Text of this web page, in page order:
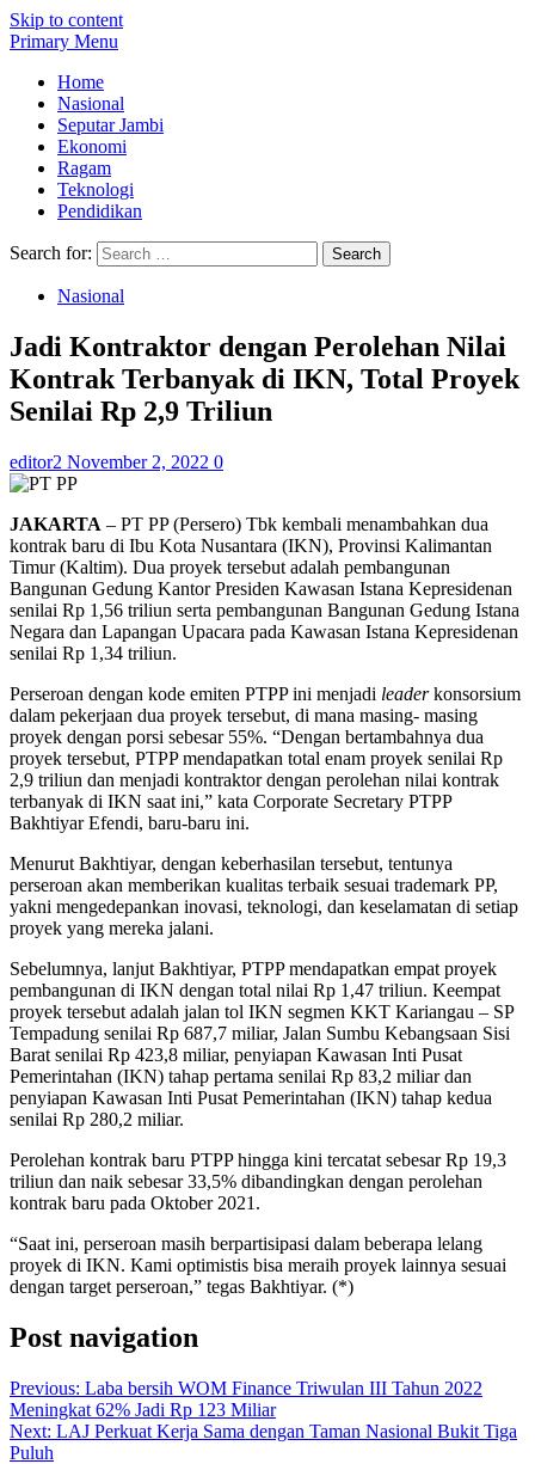
Skip to content
Primary Menu
Home
Nasional
Seputar Jambi
Ekonomi
Ragam
Teknologi
Pendidikan
Search for:
Nasional
Jadi Kontraktor dengan Perolehan Nilai
Kontrak Terbanyak di IKN, Total Proyek
Senilai Rp 2,9 Triliun
editor2 November 2, 2022 0
JAKARTA – PT PP (Persero) Tbk kembali menambahkan dua
kontrak baru di Ibu Kota Nusantara (IKN), Provinsi Kalimantan
Timur (Kaltim). Dua proyek tersebut adalah pembangunan
Bangunan Gedung Kantor Presiden Kawasan Istana Kepresidenan
senilai Rp 1,56 triliun serta pembangunan Bangunan Gedung Istana
Negara dan Lapangan Upacara pada Kawasan Istana Kepresidenan
senilai Rp 1,34 triliun.
Perseroan dengan kode emiten PTPP ini menjadi leaderkonsorsium
dalam pekerjaan dua proyek tersebut, di mana masing- masing
proyek dengan porsi sebesar 55%. “Dengan bertambahnya dua
proyek tersebut, PTPP mendapatkan total enam proyek senilai Rp
2,9 triliun dan menjadi kontraktor dengan perolehan nilai kontrak
terbanyak di IKN saat ini,” kata Corporate Secretary PTPP
Bakhtiyar Efendi, baru-baru ini.
Menurut Bakhtiyar, dengan keberhasilan tersebut, tentunya
perseroan akan memberikan kualitas terbaik sesuai trademark PP,
yakni mengedepankan inovasi, teknologi, dan keselamatan di setiap
proyek yang mereka jalani.
Sebelumnya, lanjut Bakhtiyar, PTPP mendapatkan empat proyek
pembangunan di IKN dengan total nilai Rp 1,47 triliun. Keempat
proyek tersebut adalah jalan tol IKN segmen KKT Kariangau – SP
Tempadung senilai Rp 687,7 miliar, Jalan Sumbu Kebangsaan Sisi
Barat senilai Rp 423,8 miliar, penyiapan Kawasan Inti Pusat
Pemerintahan (IKN) tahap pertama senilai Rp 83,2 miliar dan
penyiapan Kawasan Inti Pusat Pemerintahan (IKN) tahap kedua
senilai Rp 280,2 miliar.
Perolehan kontrak baru PTPP hingga kini tercatat sebesar Rp 19,3
triliun dan naik sebesar 33,5% dibandingkan dengan perolehan
kontrak baru pada Oktober 2021.
“Saat ini, perseroan masih berpartisipasi dalam beberapa lelang
proyek di IKN. Kami optimistis bisa meraih proyek lainnya sesuai
dengan target perseroan,” tegas Bakhtiyar. (*)
Post navigation
Previous: Laba bersih WOM Finance Triwulan III Tahun 2022
Meningkat 62% Jadi Rp 123 Miliar
Next: LAJ Perkuat Kerja Sama dengan Taman Nasional Bukit Tiga
Puluh